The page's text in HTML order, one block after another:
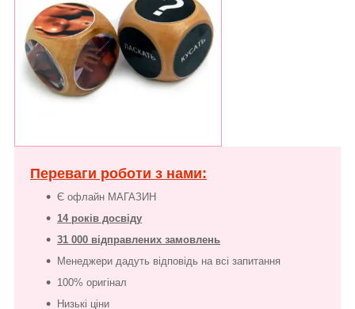
Переваги роботи з нами:
Є офлайн МАГАЗИН
14 років досвіду
31 000 відправлених замовлень
Менеджери дадуть відповідь на всі запитання
100% оригінал
Низькі ціни